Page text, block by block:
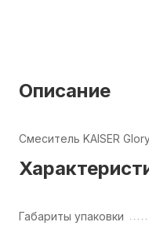
Описание
Смеситель KAISER
Габариты упаковки